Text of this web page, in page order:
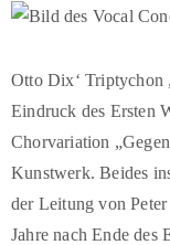
Otto Dix‘ Triptychon
Eindruck des Ersten
Chorvariation
Kunstwerk. Beides
der Leitung von
Jahre nach Ende des